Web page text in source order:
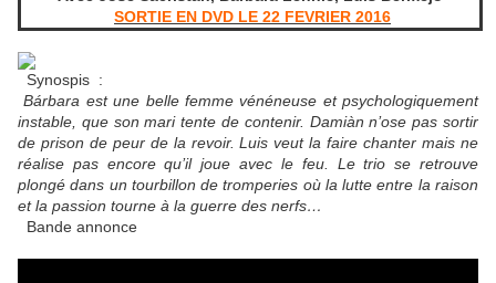
SORTIE EN DVD LE 22 FEVRIER 2016
Synospis :
Bárbara est une belle femme vénéneuse et psychologiquement
instable, que son mari tente de contenir. Damiàn n’ose pas sortir
de prison de peur de la revoir. Luis veut la faire chanter mais ne
réalise pas encore qu’il joue avec le feu. Le trio se retrouve
plongé dans un tourbillon de tromperies où la lutte entre la raison
et la passion tourne à la guerre des nerfs…
Bande annonce